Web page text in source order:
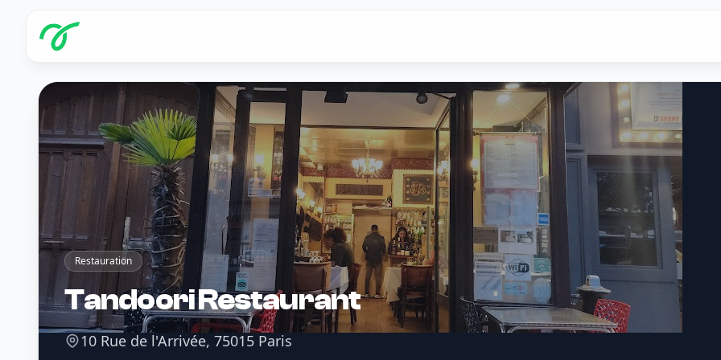
Restauration
Tandoori Restaurant
10 Rue de l'Arrivée, 75015 Paris